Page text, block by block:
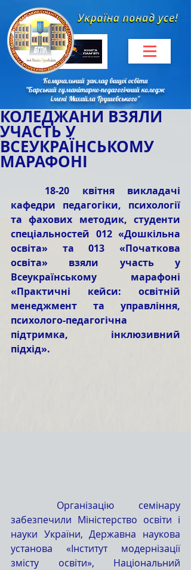
Комунальний заклад вищої освіти
"Барський гуманітарно-педагогічний коледж
імені Михайла Грушевського"
КОЛЕДЖАНИ ВЗЯЛИ
УЧАСТЬ У
ВСЕУКРАЇНСЬКОМУ
МАРАФОНІ
18-20 квітня викладачі
кафедри педагогіки, психології
та фахових методик, студенти
спеціальностей 012 «Дошкільна
освіта» та 013 «Початкова
освіта» взяли участь у
Всеукраїнському марафоні
«Практичні кейси: освітній
менеджмент та управління,
психолого-педагогічна
підтримка, інклюзивний
підхід».
забезпечили Міністерство освіти і
науки України, Державна наукова
установа «Інститут модернізації
змісту освіти», Національний